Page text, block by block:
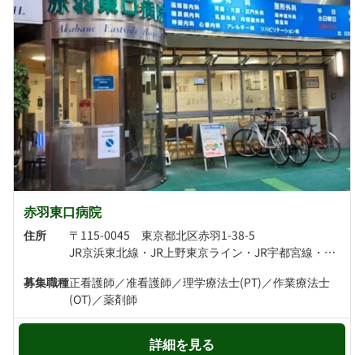
赤羽東口病院
住所
〒115-0045 東京都北区赤羽1-38-5
JR京浜東北線・JR上野東京ライン・JR宇都宮線・JR湘南新宿ライン・JR埼京線・JR高崎線 赤羽駅より徒歩4分 東京メトロ南北線・埼玉高速鉄道 赤羽岩淵駅より徒歩4分
募集職種正看護師／准看護師／理学療法士(PT)／作業療法士
(OT)／薬剤師
詳細を見る